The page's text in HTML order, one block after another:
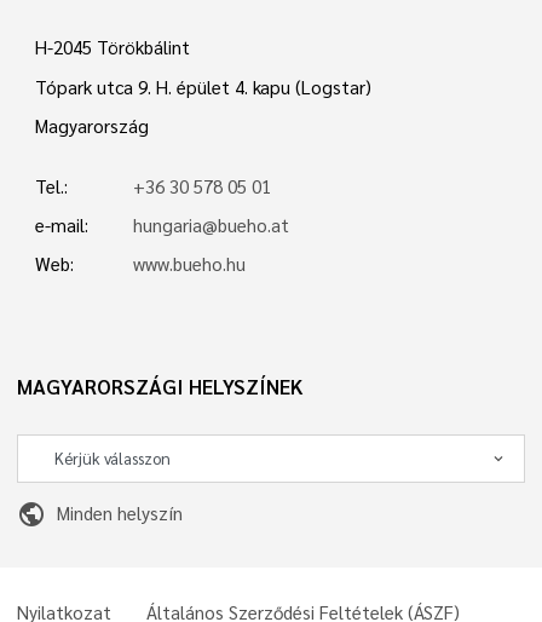
H-2045 Törökbálint
Tópark utca 9. H. épület 4. kapu (Logstar)
Magyarország
Tel.:
+36 30 578 05 01
e-mail:
hungaria@bueho.at
Web:
www.bueho.hu
MAGYARORSZÁGI HELYSZÍNEK
public Minden helyszín
Nyilatkozat Általános Szerződési Feltételek (ÁSZF)